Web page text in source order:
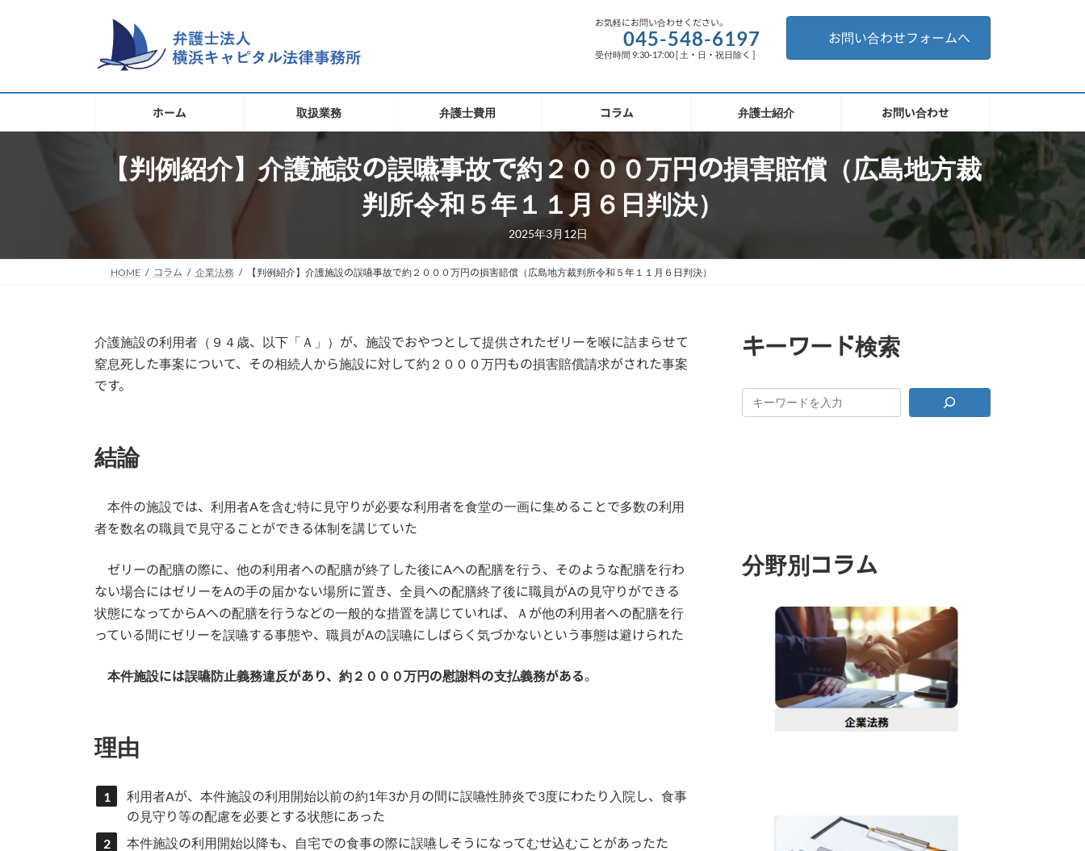
お気軽にお問い合わせください。
045-548-6197
受付時間 9:30-17:00 [ 土・日・祝日除く ]
お問い合わせフォームへ
ホーム 取扱業務 弁護士費用 コラム 弁護士紹介 お問い合わせ
【判例紹介】介護施設の誤嚥事故で約２０００万円の損害賠償（広島地方裁
判所令和５年１１月６日判決）
2025年3月12日
HOME コラム 企業法務 【判例紹介】介護施設の誤嚥事故で約２０００万円の損害賠償（広島地方裁判所令和５年１１月６日判決）
介護施設の利用者（９４歳、以下「Ａ」）が、施設でおやつとして提供されたゼリーを喉に詰まらせて
窒息死した事案について、その相続人から施設に対して約２０００万円もの損害賠償請求がされた事案
です。
結論
本件の施設では、利用者Aを含む特に見守りが必要な利用者を食堂の一画に集めることで多数の利用
者を数名の職員で見守ることができる体制を講じていた
ゼリーの配膳の際に、他の利用者への配膳が終了した後にAへの配膳を行う、そのような配膳を行わ
ない場合にはゼリーをAの手の届かない場所に置き、全員への配膳終了後に職員がAの見守りができる
状態になってからAへの配膳を行うなどの一般的な措置を講じていれば、Ａが他の利用者への配膳を行
っている間にゼリーを誤嚥する事態や、職員がAの誤嚥にしばらく気づかないという事態は避けられた
本件施設には誤嚥防止義務違反があり、約２０００万円の慰謝料の支払義務がある。
理由
利用者Aが、本件施設の利用開始以前の約1年3か月の間に誤嚥性肺炎で3度にわたり入院し、食事
の見守り等の配慮を必要とする状態にあった
本件施設の利用開始以降も、自宅での食事の際に誤嚥しそうになってむせ込むことがあったた
キーワード検索
分野別コラム